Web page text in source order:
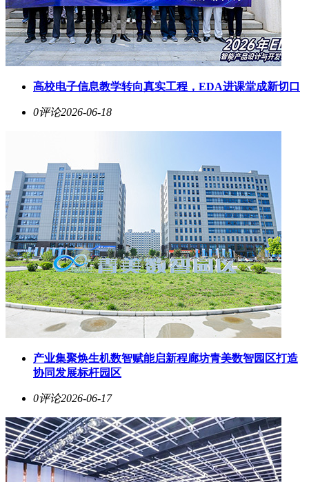
高校电子信息教学转向真实工程，EDA进课堂成新切口
0评论2026-06-18
产业集聚焕生机数智赋能启新程廊坊青美数智园区打造
协同发展标杆园区
0评论2026-06-17